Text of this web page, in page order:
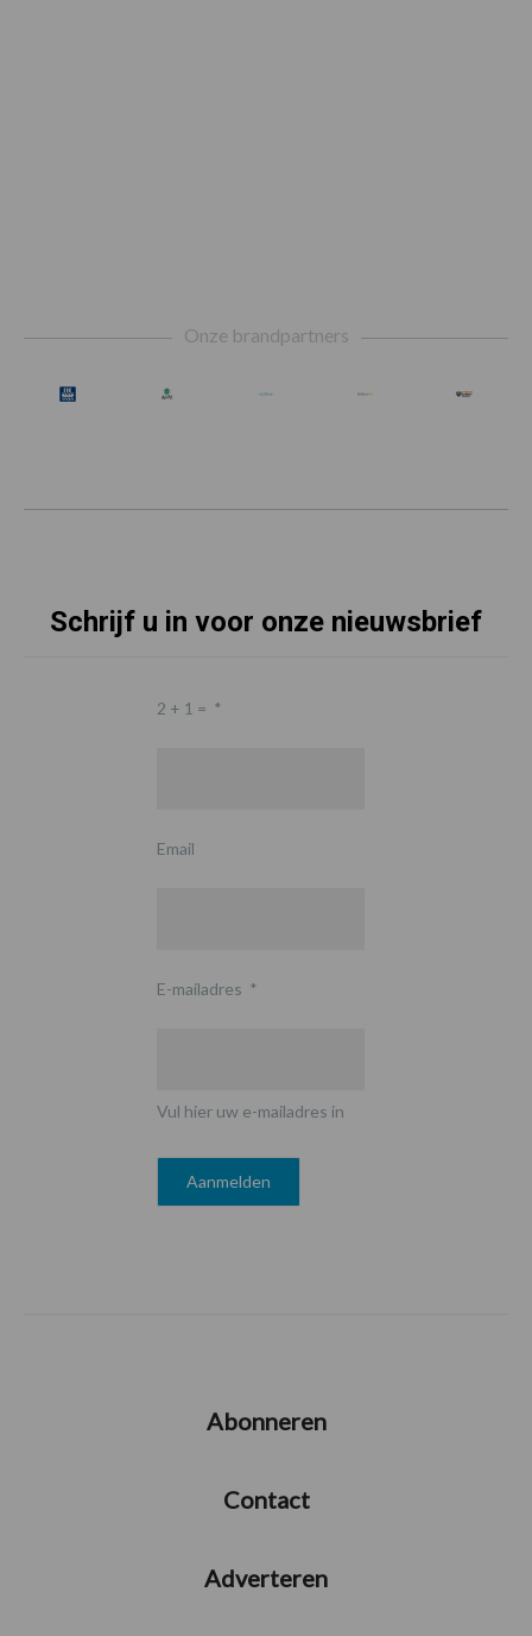
Onze brandpartners
Schrijf u in voor onze nieuwsbrief
2 + 1 = *
Email
E-mailadres *
Vul hier uw e-mailadres in
Abonneren
Contact
Adverteren